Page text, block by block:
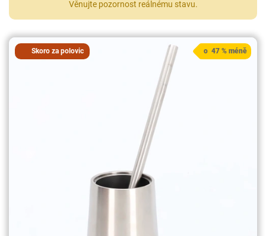
Věnujte pozornost reálnému stavu.
Skoro za polovic o 47 % méně